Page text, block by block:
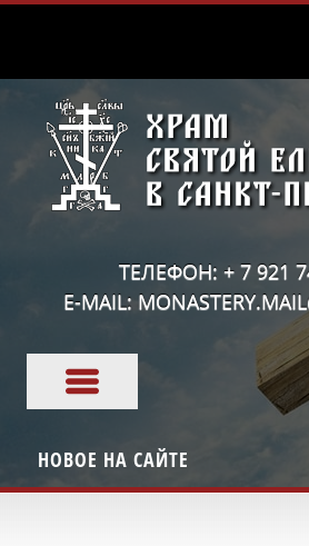
ТЕЛЕФОН: + 7 921
E-MAIL:
НОВОЕ НА САЙТЕ